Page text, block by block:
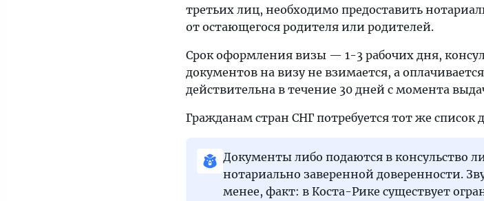
третьих лиц, необходимо предоставить
от остающегося родителя или родителей.
Срок оформления визы — 1-3 рабочих дня,
документов на визу не взимается, а
действительна в течение 30 дней с момента
Гражданам стран СНГ потребуется тот же список
Документы либо подаются в консульство
нотариально заверенной доверенности.
менее, факт: в Коста-Рике существует